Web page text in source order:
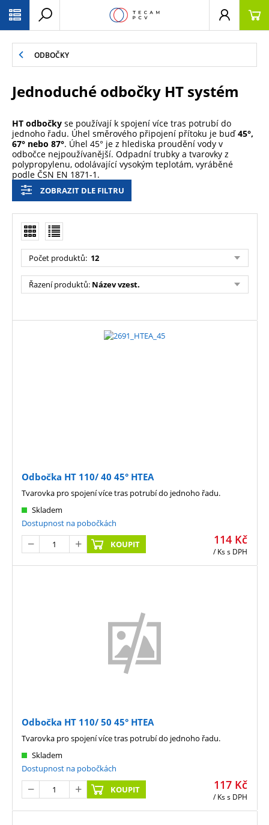
ODBOČKY
Jednoduché odbočky HT systém
HT odbočky se používají k spojení více tras potrubí do
jednoho řadu. Úhel směrového připojení přítoku je buď45°,
67° nebo 87°. Úhel 45° je z hlediska proudění vody v
odbočce nejpoužívanější. Odpadní trubky a tvarovky z
polypropylenu, odolávající vysokým teplotám, vyráběné
podle ČSN EN 1871-1.
ZOBRAZIT DLE FILTRU
Počet produktů: 12
Řazení produktů: Název vzest.
Odbočka HT 110/ 40 45° HTEA
114 Kč
/ Kss DPH
Skladem
Dostupnost na pobočkách
KOUPIT
Tvarovka pro spojení více tras potrubí do jednoho řadu.
Odbočka HT 110/ 50 45° HTEA
117 Kč
/ Kss DPH
Skladem
Dostupnost na pobočkách
KOUPIT
Tvarovka pro spojení více tras potrubí do jednoho řadu.